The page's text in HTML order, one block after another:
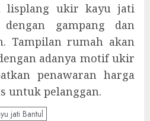
lisplang ukir kayu jati
gampang dan
Tampilan rumah akan
adanya motif ukir
penawaran harga
untuk pelanggan.
jati Bantul